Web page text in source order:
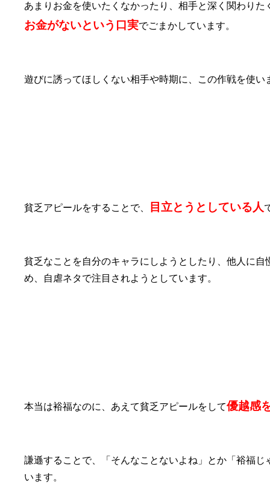
あまりお金を使いたくなかったり、相手と深く関わり
お金がないという口実でごまかしています。
遊びに誘ってほしくない相手や時期に、この作戦を使い
貧乏アピールをすることで、 目立とうとしている人
貧乏なことを自分のキャラにしようとしたり、他人に
め、自虐ネタで注目されようとしています。
本当は裕福なのに、あえて貧乏アピールをして優越感
謙遜することで、「そんなことないよね」とか「裕福
います。